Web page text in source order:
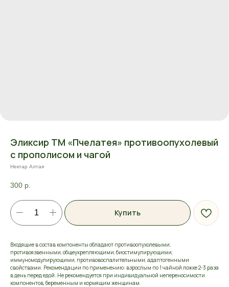
Эликсир ТМ «Пчелатея» противоопухолевый
с прополисом и чагой
Нектар Алтая
300 р.
Купить
Входящие в состав компоненты обладают противоопухолевыми,
противоязвенными, общеукрепляющими, биостимулирующими,
иммуномодулирующими, противовоспалительными, адаптогенными
свойствами. Рекомендации по применению: взрослым по 1 чайной ложке 2-3 раза
в день перед едой. Не рекомендуется при индивидуальной непереносимости
компонентов, беременным и кормящим женщинам.